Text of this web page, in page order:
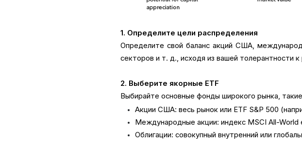
1. Определите цели распределения
Определите свой баланс акций США,
секторов и т. д., исходя из вашей толерантности к
2. Выберите якорные ETF
Выбирайте основные фонды широкого рынка,
Акции США: весь рынок или ETF S&P 500
Международные акции: индекс MSCI All-World
Облигации: совокупный внутренний или